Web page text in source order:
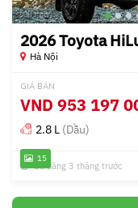
15
2026 Toyota
Hà Nội
GIÁ BÁN
VND 953 197
2.8 L (Dầu)
Đã đăng 3 tháng trước